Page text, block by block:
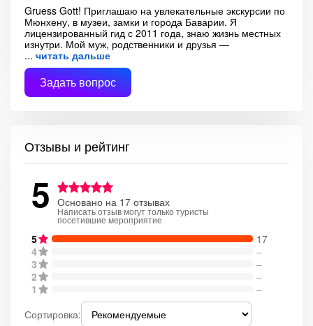
Gruess Gott! Приглашаю на увлекательные экскурсии по
Мюнхену, в музеи, замки и города Баварии. Я
лицензированный гид с 2011 года, знаю жизнь местных
изнутри. Мой муж, родственники и друзья —
читать дальше
Задать вопрос
Отзывы и рейтинг
5 Основано на 17 отзывах
Написать отзыв могут только туристы
посетившие мероприятие
5
17
4
–
3
–
2
–
1
–
Сортировка: